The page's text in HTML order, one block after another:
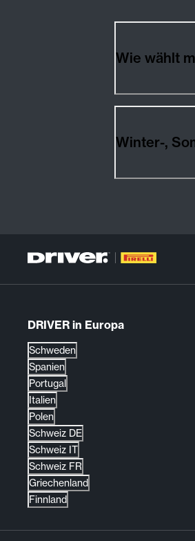
Wie wählt
Winter-,
DRIVER in Europa
Schweden
Spanien
Portugal
Italien
Polen
Schweiz DE
Schweiz IT
Schweiz FR
Griechenland
Finnland